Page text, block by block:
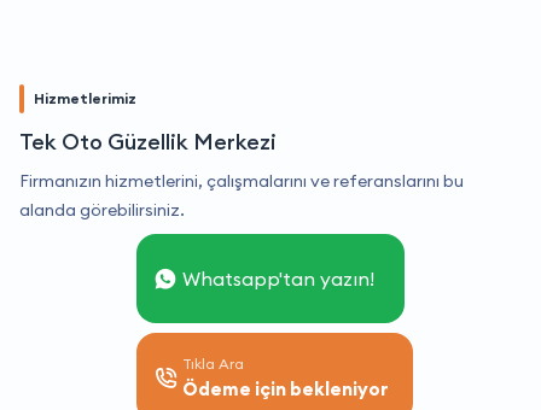
Hizmetlerimiz
Tek Oto Güzellik Merkezi
Firmanızın hizmetlerini, çalışmalarını ve referanslarını bu
alanda görebilirsiniz.
Whatsapp'tan yazın!
Tıkla Ara
Ödeme için bekleniyor